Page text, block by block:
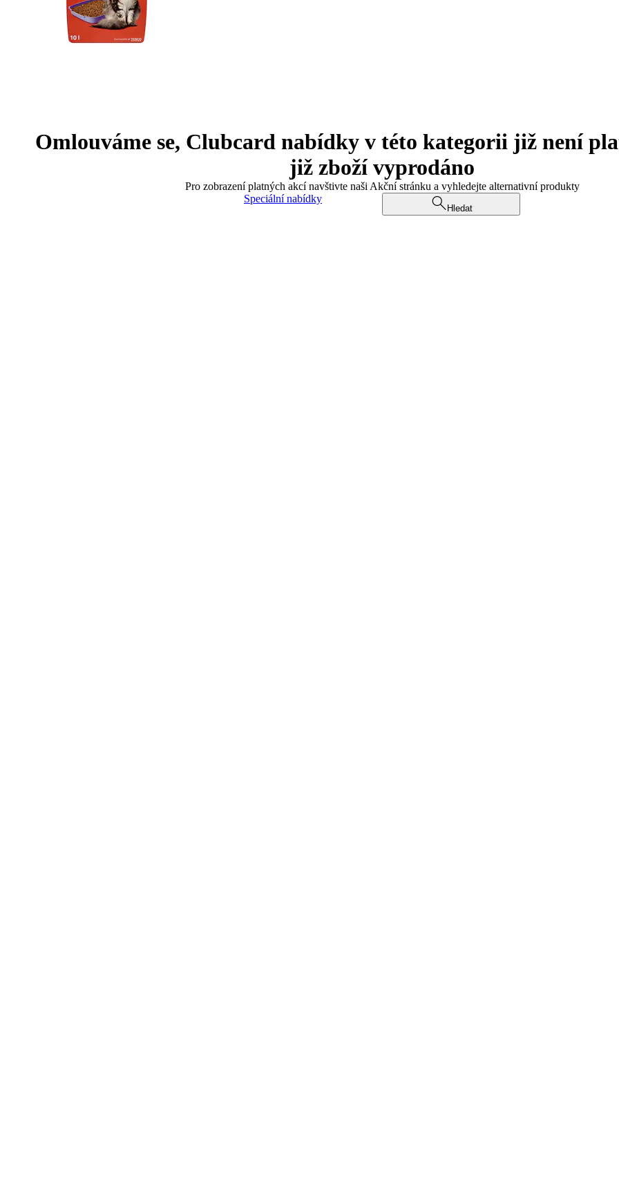
Omlouváme se, Clubcard nabídky v této kategorii již není
již zboží vyprodáno
Pro zobrazení platných akcí navštivte naši Akční stránku a vyhledejte alternativní produkty
Speciální nabídky
Hledat